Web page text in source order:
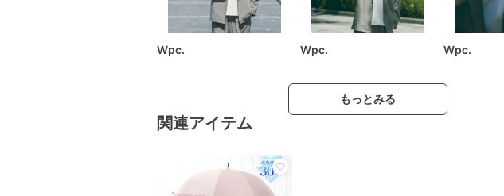
Wpc. Wpc. Wpc.
もっとみる
関連アイテム